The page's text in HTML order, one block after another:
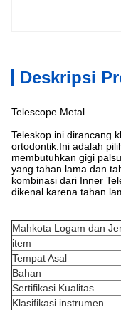
Deskripsi
Telescope Metal
Teleskop ini dirancang
ortodontik.Ini adalah
membutuhkan gigi
yang tahan lama dan
kombinasi dari Inner
dikenal karena tahan
Mahkota Logam dan
item
Tempat Asal
Bahan
Sertifikasi Kualitas
Klasifikasi instrumen